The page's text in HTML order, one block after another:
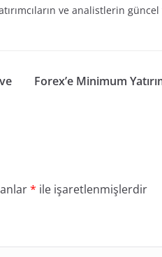
ve analistlerin
Forex’e Minimum
* ile işaretlenmişlerdir